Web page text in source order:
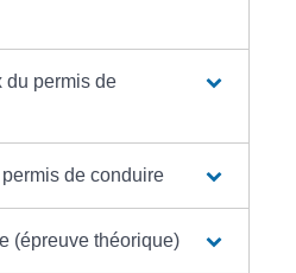
du permis de
de conduire
(épreuve théorique)